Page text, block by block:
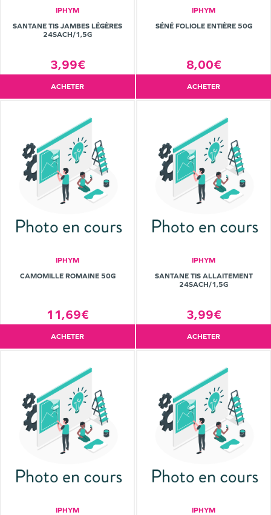
IPHYM
SANTANE TIS JAMBES LÉGÈRES
24SACH/1,5G
3,99€
ACHETER
IPHYM
SÉNÉ FOLIOLE ENTIÈRE 50G
8,00€
ACHETER
IPHYM
CAMOMILLE ROMAINE 50G
11,69€
ACHETER
IPHYM
SANTANE TIS ALLAITEMENT
24SACH/1,5G
3,99€
ACHETER
IPHYM
IPHYM